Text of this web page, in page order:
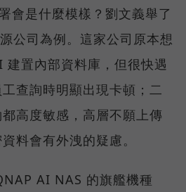
會是什麼模樣？劉文義舉了
公司為例。這家公司原本想
置內部資料庫，但很快遇
查詢時明顯出現卡頓；二
高度敏感，高層不願上傳
料會有外洩的疑慮。
AI NAS 的旗艦機種